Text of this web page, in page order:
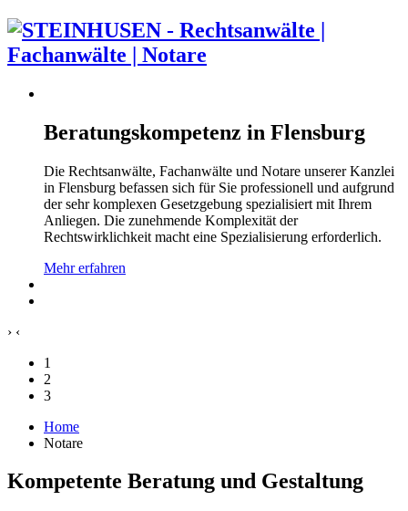
Beratungskompetenz in Flensburg
Die Rechtsanwälte, Fachanwälte und Notare unserer Kanzlei
in Flensburg befassen sich für Sie professionell und aufgrund
der sehr komplexen Gesetzgebung spezialisiert mit Ihrem
Anliegen. Die zunehmende Komplexität der
Rechtswirklichkeit macht eine Spezialisierung erforderlich.
Mehr erfahren
› ‹
1
2
3
Home
Notare
Kompetente Beratung und Gestaltung